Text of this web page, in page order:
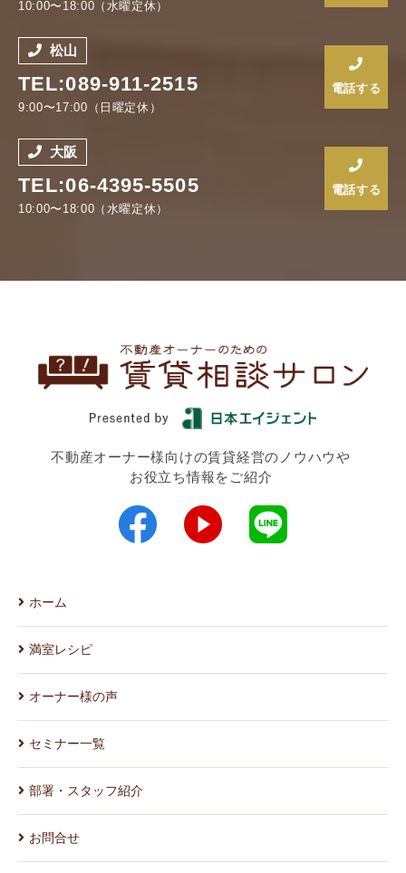
10:00〜18:00（水曜定休）
松山
TEL:089-911-2515
9:00〜17:00（日曜定休）
電話する
大阪
TEL:06-4395-5505
10:00〜18:00（水曜定休）
電話する
不動産オーナー様向けの賃貸経営のノウハウや
お役立ち情報をご紹介
ホーム
満室レシピ
オーナー様の声
セミナー一覧
部署・スタッフ紹介
お問合せ